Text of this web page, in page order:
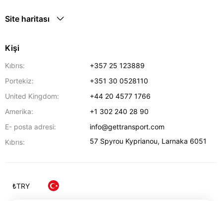
Site haritası
Kişi
Kıbrıs:
+357 25 123889
Portekiz:
+351 30 0528110
United Kingdom:
+44 20 4577 1766
Amerika:
+1 302 240 28 90
E- posta adresi:
info@gettransport.com
Kıbrıs:
57 Spyrou Kyprianou, Larnaka 6051
₺TRY